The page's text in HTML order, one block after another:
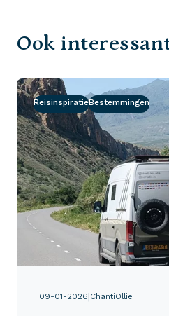
Ook
ReisinspiratieBestemmingen
09-01-2026|ChantiOllie